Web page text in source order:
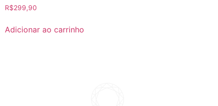
R$299,90
Adicionar ao carrinho